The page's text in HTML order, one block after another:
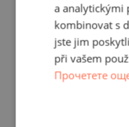
a analytickými
kombinovat s
jste jim
při vašem
Прочетете